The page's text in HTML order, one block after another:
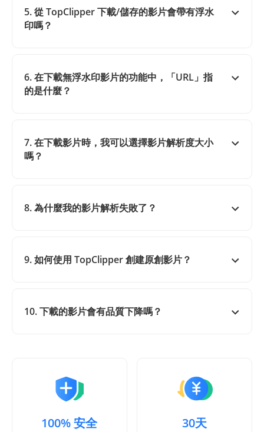
5. 從 TopClipper 下載/儲存的影片會帶有浮水
印嗎？
6. 在下載無浮水印影片的功能中，「URL」指
的是什麼？
7. 在下載影片時，我可以選擇影片解析度大小
嗎？
8. 為什麼我的影片解析失敗了？
9. 如何使用 TopClipper 創建原創影片？
10. 下載的影片會有品質下降嗎？
100% 安全 30天